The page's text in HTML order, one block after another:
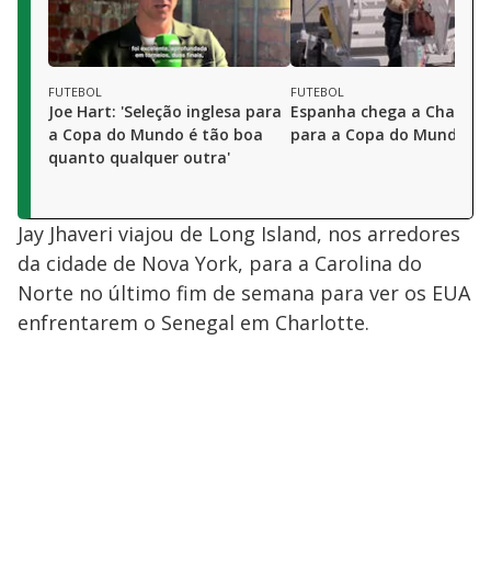
FUTEBOL
Joe Hart: 'Seleção inglesa para
a Copa do Mundo é tão boa
quanto qualquer outra'
FUTEBOL
Espanha chega a
para a Copa do Mundo
Jay Jhaveri viajou de Long Island, nos arredores
da cidade de Nova York, para a Carolina do
Norte no último fim de semana para ver os EUA
enfrentarem o Senegal em Charlotte.